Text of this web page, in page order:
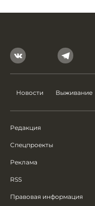
Новости Выживание
Редакция
Спецпроекты
Реклама
RSS
Правовая информация